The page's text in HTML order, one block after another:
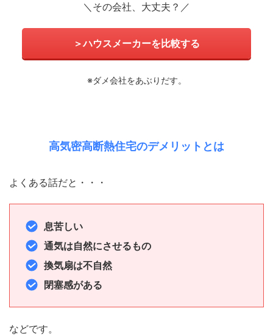
＼その会社、大丈夫？／
＞ハウスメーカーを比較する
※ダメ会社をあぶりだす。
高気密高断熱住宅のデメリットとは
よくある話だと・・・
息苦しい
通気は自然にさせるもの
換気扇は不自然
閉塞感がある
などです。